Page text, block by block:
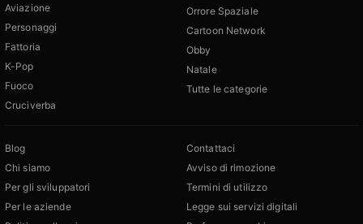
Aviazione
Personaggi
Fattoria
K-Pop
Fuoco
Cruciverba
Orrore Spaziale
Cartoon Network
Obby
Natale
Tutte le categorie
Blog
Chi siamo
Per gli sviluppatori
Per le aziende
Contattaci
Avviso di rimozione
Termini di utilizzo
Legge sui servizi digitali